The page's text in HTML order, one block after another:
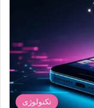
تکنولوژی